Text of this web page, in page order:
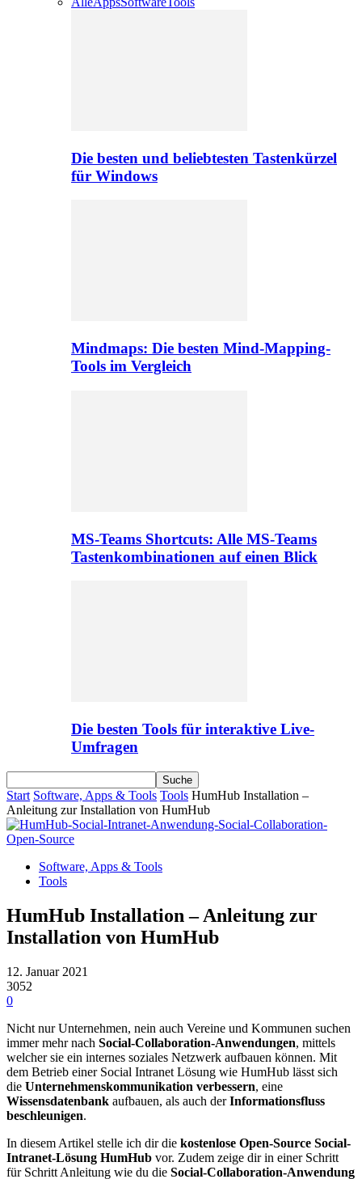
Die besten und beliebtesten Tastenkürzel
für Windows
Mindmaps: Die besten Mind-Mapping-
Tools im Vergleich
MS-Teams Shortcuts: Alle MS-Teams
Tastenkombinationen auf einen Blick
Die besten Tools für interaktive Live-
Umfragen
Start Software, Apps & Tools Tools HumHub Installation –
Anleitung zur Installation von HumHub
Software, Apps & Tools
Tools
HumHub Installation – Anleitung zur
Installation von HumHub
12. Januar 2021
3052
0
Nicht nur Unternehmen, nein auch Vereine und Kommunen suchen
immer mehr nach Social-Collaboration-Anwendungen, mittels
welcher sie ein internes soziales Netzwerk aufbauen können. Mit
dem Betrieb einer Social Intranet Lösung wie HumHub lässt sich
die Unternehmenskommunikation verbessern, eine
Wissensdatenbank aufbauen, als auch derInformationsfluss
beschleunigen.
In diesem Artikel stelle ich dir die kostenlose Open-Source Social-
Intranet-Lösung HumHub vor. Zudem zeige dir in einer Schritt
für Schritt Anleitung wie du die Social-Collaboration-Anwendung